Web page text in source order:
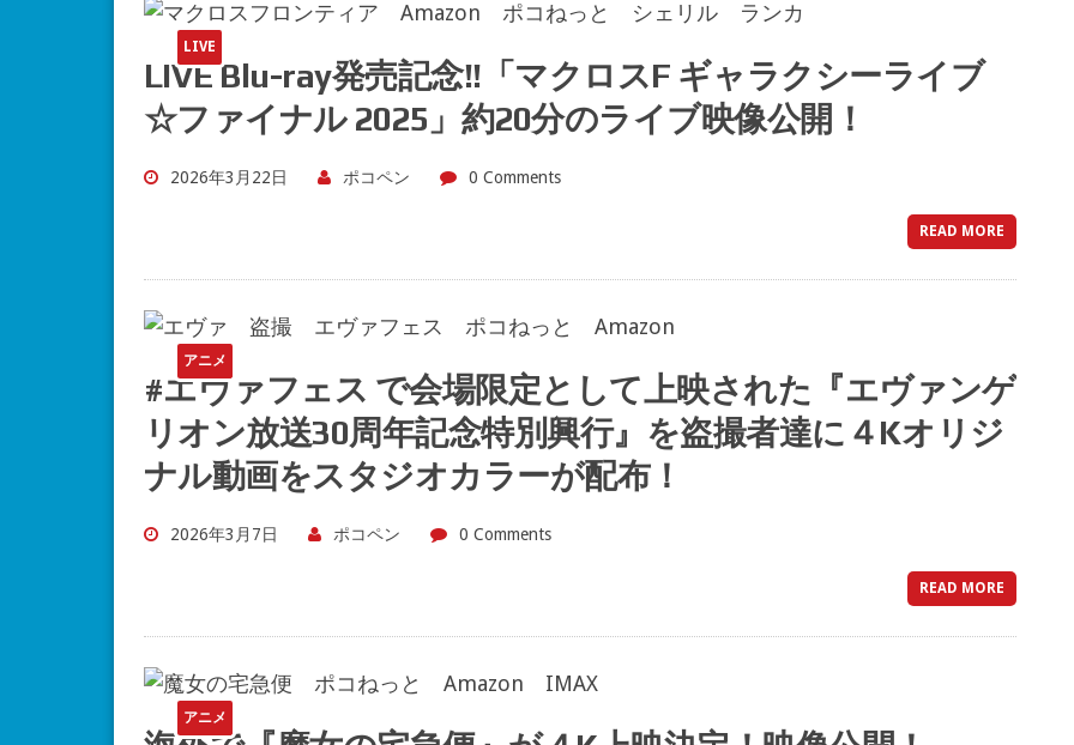
スーパー歌舞伎版『もののけ姫』の舞台
2026年7月7日
LIVE
LIVE Blu-ray発売記念!!「マクロスF ギャラクシーライブ
☆ファイナル 2025」約20分のライブ映像公開！
2026年3月22日 ポコペン 0 Comments
READ MORE
アニメ
#エヴァフェス で会場限定として上映された『エヴァンゲ
リオン放送30周年記念特別興行』を盗撮者達に４Kオリジ
ナル動画をスタジオカラーが配布！
2026年3月7日 ポコペン 0 Comments
READ MORE
アニメ